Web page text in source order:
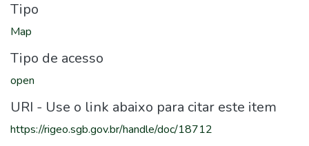
Tipo
Map
Tipo de acesso
open
URI - Use o link abaixo para citar este item
https://rigeo.sgb.gov.br/handle/doc/18712